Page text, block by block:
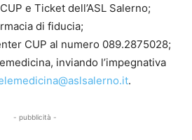
e Ticket dell’ASL Salerno;
di fiducia;
CUP al numero 089.2875028;
inviando l’impegnativa
.
- pubblicità -